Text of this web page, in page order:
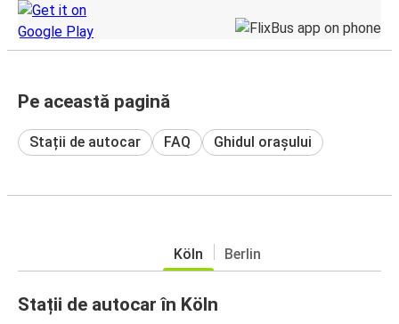
Pe această pagină
Stații de autocar FAQ Ghidul orașului
Köln Berlin
Stații de autocar în Köln